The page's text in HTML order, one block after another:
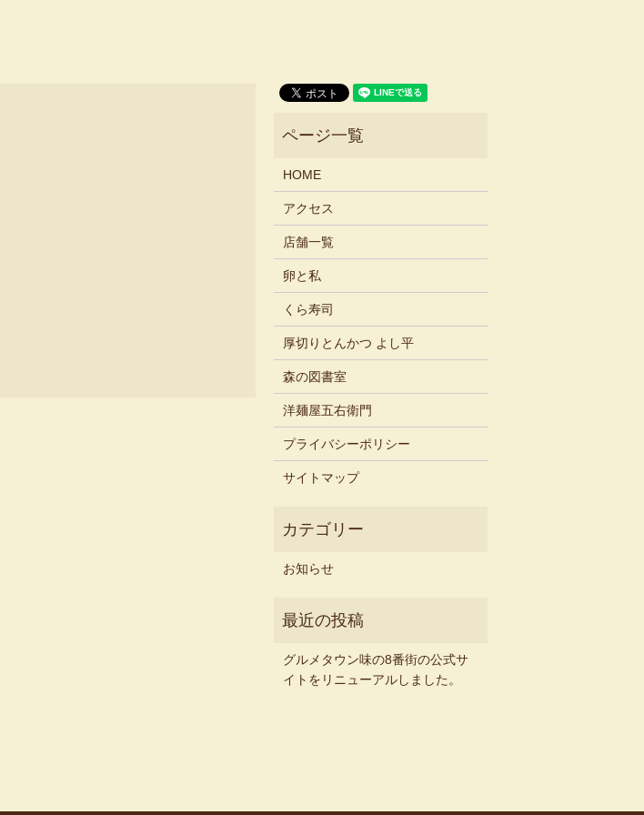
HOME
アクセス
店舗一覧
卵と私
くら寿司
厚切りとんかつ よし平
森の図書室
洋麺屋五右衛門
プライバシーポリシー
サイトマップ
お知らせ
グルメタウン味の8番街の公式サ
イトをリニューアルしました。